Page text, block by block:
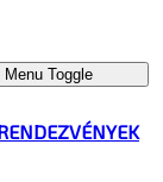
Menu Toggle